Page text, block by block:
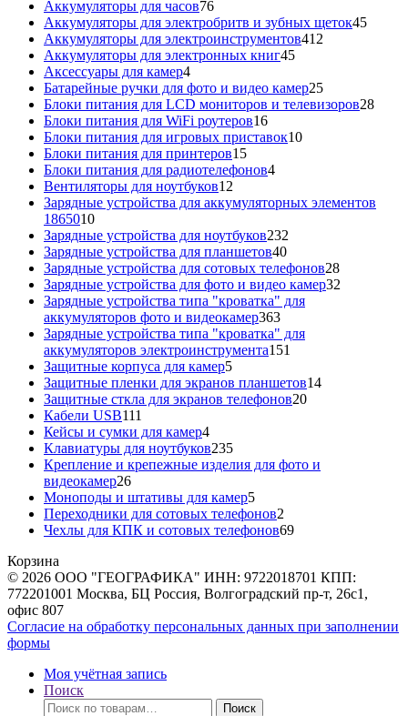
Аккумуляторы для часов7676
товаров
Аккумуляторы для электробритв и зубных щеток4545
Аккумуляторы для электроинструментов412
Аккумуляторы для электронных книг4545
Аксессуары для камер44
товара
Батарейные ручки для фото и видео камер2525
товаров
Блоки питания для LCD мониторов и телевизоров2828
Блоки питания для WiFi роутеров1616
товаров
Блоки питания для игровых приставок1010
Блоки питания для принтеров1515
товаров
Блоки питания для радиотелефонов44
Вентиляторы для ноутбуков12
товаров
Зарядные устройства для аккумуляторных элементов
186501010
товаров
Зарядные устройства для ноутбуков232
Зарядные устройства для планшетов4040
товаров
Зарядные устройства для сотовых телефонов2828
товаров
Зарядные устройства для фото и видео камер32
Зарядные устройства типа "кроватка" для
аккумуляторов фото и видеокамер363363
товара
Зарядные устройства типа "кроватка" для
аккумуляторов электроинструмента151
Защитные корпуса для камер55
товаров
Защитные пленки для экранов планшетов1414
Защитные сткла для экранов телефонов2020
Кабели USB111
товаров
Кейсы и сумки для камер44
товара
Клавиатуры для ноутбуков235235
товаров
Крепление и крепежные изделия для фото и
видеокамер2626
товаров
Моноподы и штативы для камер55
товаров
Переходники для сотовых телефонов2
товара
Чехлы для КПК и сотовых телефонов6969
Корзина
© 2026 ООО "ГЕОГРАФИКА" ИНН: 9722018701 КПП:
772201001 Москва, БЦ Россия, Волгоградский пр-т, 26с1,
офис 807
Согласие на обработку персональных данных при заполнении
формы
Моя учётная запись
Поиск
Искать:
Поиск